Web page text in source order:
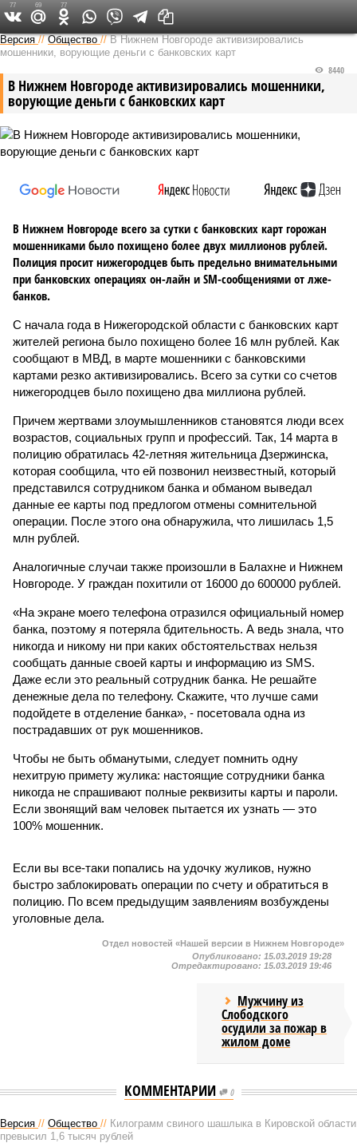
Версия в Кирове
Версия //Общество //В Нижнем Новгороде активизировались
мошенники, ворующие деньги с банковских карт
В Нижнем Новгороде активизировались мошенники,
ворующие деньги с банковских карт
8440
В Нижнем Новгороде всего за сутки с банковских карт горожан
мошенниками было похищено более двух миллионов рублей.
Полиция просит нижегородцев быть предельно внимательными
при банковских операциях он-лайн и SM-сообщениями от лже-
банков.
С начала года в Нижегородской области с банковских карт
жителей региона было похищено более 16 млн рублей. Как
сообщают в МВД, в марте мошенники с банковскими
картами резко активизировались. Всего за сутки со счетов
нижегородцев было похищено два миллиона рублей.
Причем жертвами злоумышленников становятся люди всех
возрастов, социальных групп и профессий. Так, 14 марта в
полицию обратилась 42-летняя жительница Дзержинска,
которая сообщила, что ей позвонил неизвестный, который
представился сотрудником банка и обманом выведал
данные ее карты под предлогом отмены сомнительной
операции. После этого она обнаружила, что лишилась 1,5
млн рублей.
Аналогичные случаи также произошли в Балахне и Нижнем
Новгороде. У граждан похитили от 16000 до 600000 рублей.
«На экране моего телефона отразился официальный номер
банка, поэтому я потеряла бдительность. А ведь знала, что
никогда и никому ни при каких обстоятельствах нельзя
сообщать данные своей карты и информацию из SMS.
Даже если это реальный сотрудник банка. Не решайте
денежные дела по телефону. Скажите, что лучше сами
подойдете в отделение банка», - посетовала одна из
пострадавших от рук мошенников.
Чтобы не быть обманутыми, следует помнить одну
нехитрую примету жулика: настоящие сотрудники банка
никогда не спрашивают полные реквизиты карты и пароли.
Если звонящий вам человек пытается их узнать — это
100% мошенник.
Если вы все-таки попались на удочку жуликов, нужно
быстро заблокировать операции по счету и обратиться в
полицию. По всем предыдущим заявлениям возбуждены
уголовные дела.
77 69 77
Отдел новостей «Нашей версии в Нижнем Новгороде»
Опубликовано: 15.03.2019 19:28
Отредактировано: 15.03.2019 19:46
Мужчину из
Слободского
осудили за пожар в
жилом доме
КОММЕНТАРИИ 0
Версия // Общество // Килограмм свиного шашлыка в Кировской области
превысил 1,6 тысяч рублей